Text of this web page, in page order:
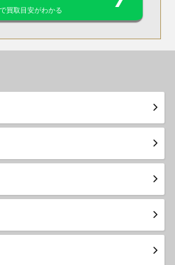
買取目安がわかる